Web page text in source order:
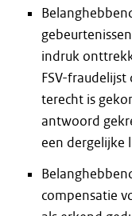
indruk
FSV-
terecht is
antwoord
een dergelijke
compensatie